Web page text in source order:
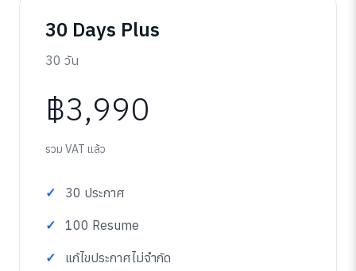
30 Days Plus
30 วัน
฿3,990
รวม VAT แล้ว
30 ประกาศ
100 Resume
แก้ไขประกาศไม่จำกัด